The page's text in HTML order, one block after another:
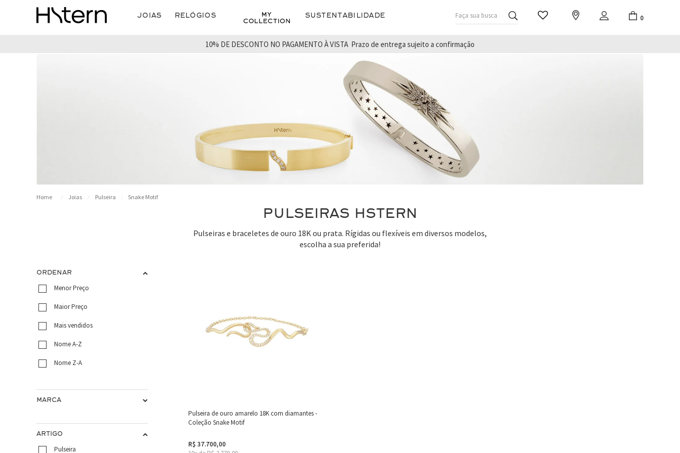
Joias Relógios Sustentabilidade Faça sua busca 0
10% DE DESCONTO NO PAGAMENTO À VISTA Prazo de entrega sujeito a confirmação
Joias Pulseira Snake Motif
PULSEIRAS HSTERN
Pulseiras e braceletes de ouro 18K ou prata. Rígidas ou flexíveis em diversos modelos,
escolha a sua preferida!
ORDENAR
Menor Preço
Maior Preço
Mais vendidos
Nome A-Z
Nome Z-A
MARCA
ARTIGO
Pulseira
Pulseira de ouro amarelo 18K com diamantes -
Coleção Snake Motif
R$ 37.700,00